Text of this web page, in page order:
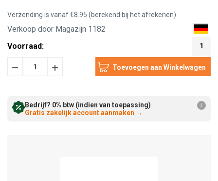
Verzending is vanaf €8.95 (berekend bij het afrekenen)
Verkoop door Magazijn 1182
Voorraad:
1
HoeveelheidHoeveelheid
Bedrijf? 0% btw (indien van toepassing)
Gratis zakelijk account aanmaken →
i